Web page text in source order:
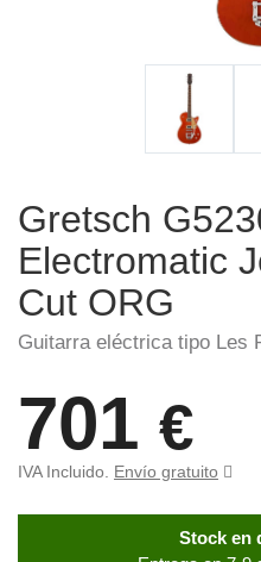
Gretsch
Electromatic
Cut ORG
Guitarra eléctrica tipo Les
701 €
IVA Incluido. Envío gratuito
Stock en